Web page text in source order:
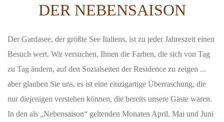
DER NEBENSAISON
Der Gardasee, der größte See Italiens, ist zu jeder Jahreszeit einen
Besuch wert. Wir versuchen, Ihnen die Farben, die sich von Tag
zu Tag ändern, auf den Sozialseiten der Residence zu zeigen ...
aber glauben Sie uns, es ist eine einzigartige Überraschung, die
nur diejenigen verstehen können, die bereits unsere Gäste waren.
In den als „Nebensaison“ geltenden Monaten April, Mai und Juni